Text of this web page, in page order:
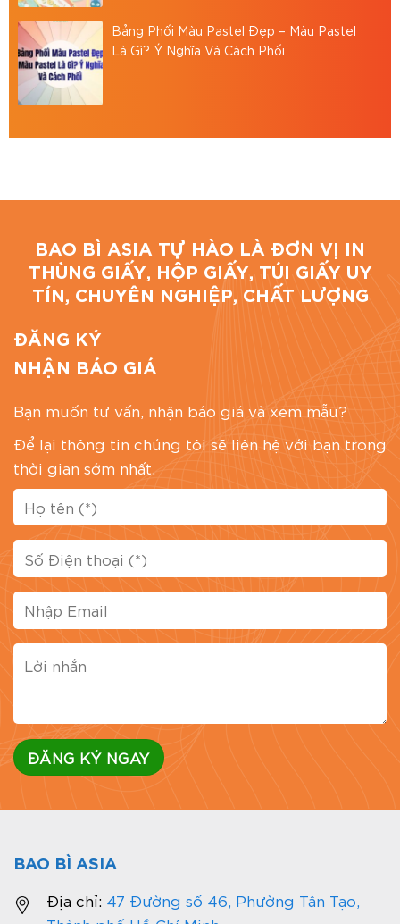
Website: https://baobiasia.com
Bảng Phối Màu Pastel Đẹp – Màu Pastel
Là Gì? Ý Nghĩa Và Cách Phối
BAO BÌ ASIA TỰ HÀO LÀ ĐƠN VỊ IN
THÙNG GIẤY, HỘP GIẤY, TÚI GIẤY UY
TÍN, CHUYÊN NGHIỆP, CHẤT LƯỢNG
ĐĂNG KÝ
NHẬN BÁO GIÁ
Bạn muốn tư vấn, nhận báo giá và xem mẫu?
Để lại thông tin chúng tôi sẽ liên hệ với bạn trong
thời gian sớm nhất.
BAO BÌ ASIA
Địa chỉ: 47 Đường số 46, Phường Tân Tạo,